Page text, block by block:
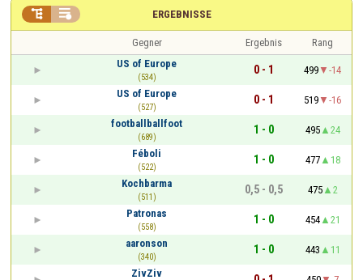
ERGEBNISSE
 
Gegner Ergebnis
Rang
US of Europe
(534)
0 - 1 499
-14
US of Europe
(527)
0 - 1 519
-16
footballballfoot
(689)
1 - 0 495
24
Féboli
(522)
1 - 0 477
18
Kochbarma
(511)
0,5 - 0,5 475
2
Patronas
(558)
1 - 0 454
21
aaronson
(340)
1 - 0 443
11
ZivZiv